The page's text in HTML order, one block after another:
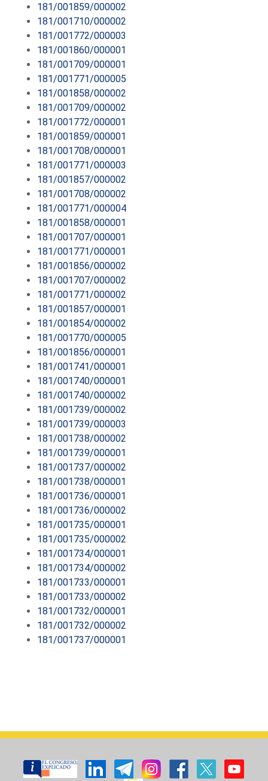
181/001859/000002
181/001710/000002
181/001772/000003
181/001860/000001
181/001709/000001
181/001771/000005
181/001858/000002
181/001709/000002
181/001772/000001
181/001859/000001
181/001708/000001
181/001771/000003
181/001857/000002
181/001708/000002
181/001771/000004
181/001858/000001
181/001707/000001
181/001771/000001
181/001856/000002
181/001707/000002
181/001771/000002
181/001857/000001
181/001854/000002
181/001770/000005
181/001856/000001
181/001741/000001
181/001740/000001
181/001740/000002
181/001739/000002
181/001739/000003
181/001738/000002
181/001739/000001
181/001737/000002
181/001738/000001
181/001736/000001
181/001736/000002
181/001735/000001
181/001735/000002
181/001734/000001
181/001734/000002
181/001733/000001
181/001733/000002
181/001732/000001
181/001732/000002
181/001737/000001